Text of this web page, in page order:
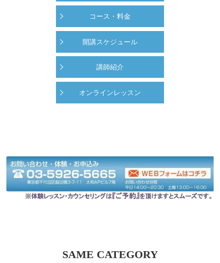
コース・料金
開講スケジュール
講師紹介
オンラインレッスン
SAME CATEGORY